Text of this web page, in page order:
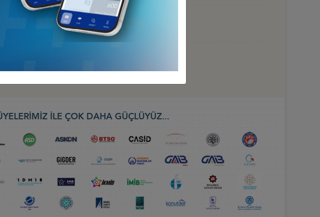
ENTEGRASYONU, 9-10 HAZİRAN 2026, BAKÜ
BATUM
İLE ÇOK DAHA GÜÇLÜYÜZ...